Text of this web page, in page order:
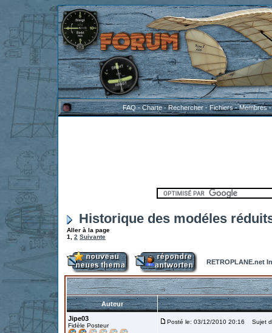
FAQ-Charte-Rechercher-Fichiers-Membres
Historique des modéles
Aller à la page
1
2 Suivante
RETROPLANE.net
Auteur
Jipe03
Fidèle Posteur
Posté le: 03/12/2010 20:16 Sujet